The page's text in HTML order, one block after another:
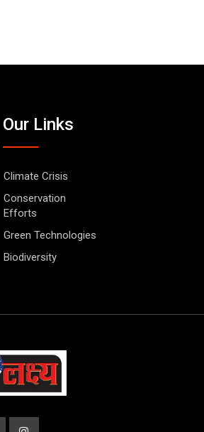
Our Links
Climate Crisis
Conservation
Efforts
Green Technologies
Biodiversity